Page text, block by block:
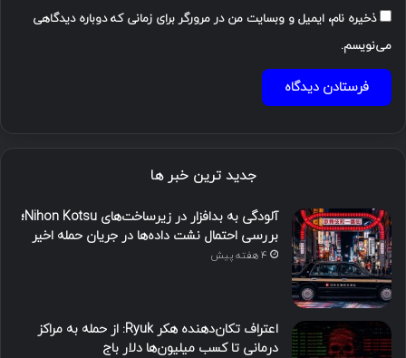
ذخیره نام، ایمیل و وبسایت من در مرورگر برای زمانی که دوباره دیدگاهی
می‌نویسم.
جدید ترین خبر ها
آلودگی به بدافزار در زیرساخت‌های Nihon Kotsu؛
بررسی احتمال نشت داده‌ها در جریان حمله اخیر
4 هفته پیش
اعتراف تکان‌دهنده هکر Ryuk: از حمله به مراکز
درمانی تا کسب میلیون‌ها دلار باج